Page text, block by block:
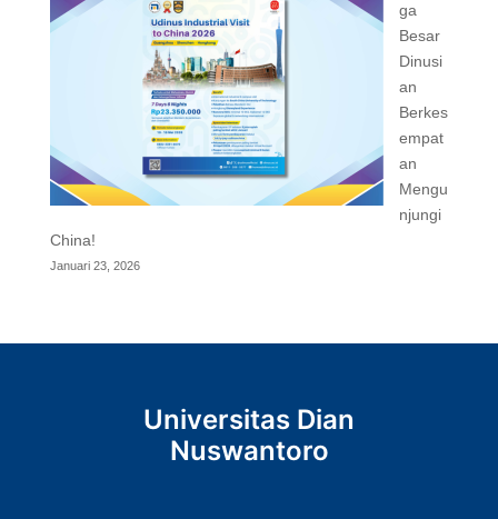
ga
Besar
Dinusi
an
Berkes
empat
an
Mengu
njungi
China!
Januari 23, 2026
Universitas Dian
Nuswantoro